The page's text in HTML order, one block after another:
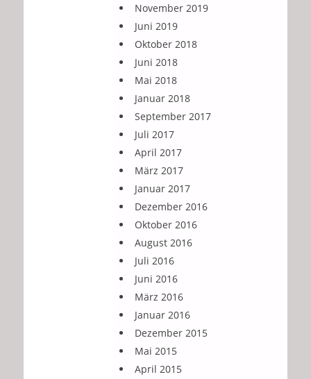
November 2019
Juni 2019
Oktober 2018
Juni 2018
Mai 2018
Januar 2018
September 2017
Juli 2017
April 2017
März 2017
Januar 2017
Dezember 2016
Oktober 2016
August 2016
Juli 2016
Juni 2016
März 2016
Januar 2016
Dezember 2015
Mai 2015
April 2015